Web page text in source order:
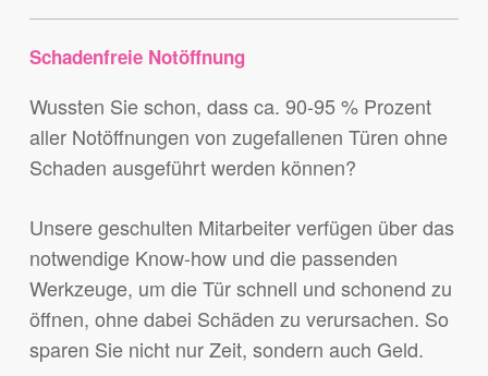
Schadenfreie Notöffnung
Wussten Sie schon, dass ca. 90-95 % Prozent
aller Notöffnungen von zugefallenen Türen ohne
Schaden ausgeführt werden können?
Unsere geschulten Mitarbeiter verfügen über das
notwendige Know-how und die passenden
Werkzeuge, um die Tür schnell und schonend zu
öffnen, ohne dabei Schäden zu verursachen. So
sparen Sie nicht nur Zeit, sondern auch Geld.